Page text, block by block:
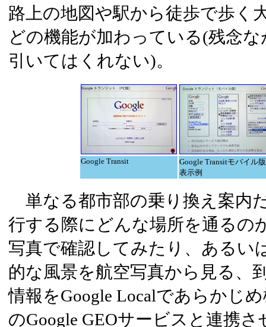
路上の地図や駅から徒歩で歩く
どの機能が加わっている(残念
引いてはくれない)。
Google Transit
Google Transitモバイル
表示例
単なる都市部の乗り換え案内
行する際にどんな場所を通るの
写真で確認してみたり、あるい
的な風景を航空写真から見る、
情報をGoogle Localであらかじ
のGoogle GEOサービスと連携